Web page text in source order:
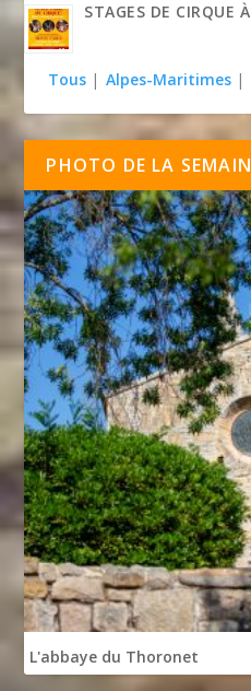
STAGES DE CIRQUE
Tous | Alpes-Maritimes |
PHOTO DE LA
L'abbaye du Thoronet